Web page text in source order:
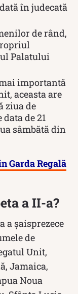
în judecată
de rând,
Palatului
importantă
aceasta are
ziua de
de 21
sâmbătă din
Garda Regală
a II-a?
a șaisprezece
de
Unit,
Jamaica,
Noua